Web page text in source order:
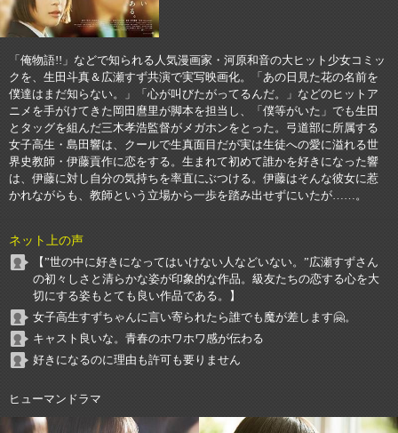
「俺物語!!」などで知られる人気漫画家・河原和音の大ヒット少女コミッ
クを、生田斗真＆広瀬すず共演で実写映画化。「あの日見た花の名前を
僕達はまだ知らない。」「心が叫びたがってるんだ。」などのヒットア
ニメを手がけてきた岡田麿里が脚本を担当し、「僕等がいた」でも生田
とタッグを組んだ三木孝浩監督がメガホンをとった。弓道部に所属する
女子高生・島田響は、クールで生真面目だが実は生徒への愛に溢れる世
界史教師・伊藤貢作に恋をする。生まれて初めて誰かを好きになった響
は、伊藤に対し自分の気持ちを率直にぶつける。伊藤はそんな彼女に惹
かれながらも、教師という立場から一歩を踏み出せずにいたが……。
ネット上の声
【”世の中に好きになってはいけない人などいない。”広瀬すずさん
の初々しさと清らかな姿が印象的な作品。級友たちの恋する心を大
切にする姿もとても良い作品である。】
女子高生すずちゃんに言い寄られたら誰でも魔が差します🤗。
キャスト良いな。青春のホワホワ感が伝わる
好きになるのに理由も許可も要りません
ヒューマンドラマ